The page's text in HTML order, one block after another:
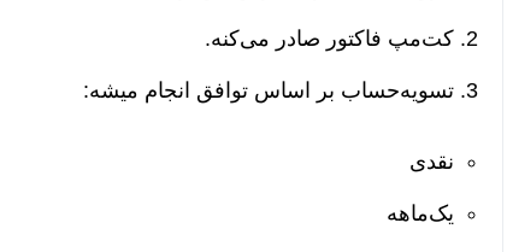
کت‌مپ فاکتور صادر می‌کنه.
تسویه‌حساب بر اساس توافق انجام میشه:
نقدی
یک‌ماهه